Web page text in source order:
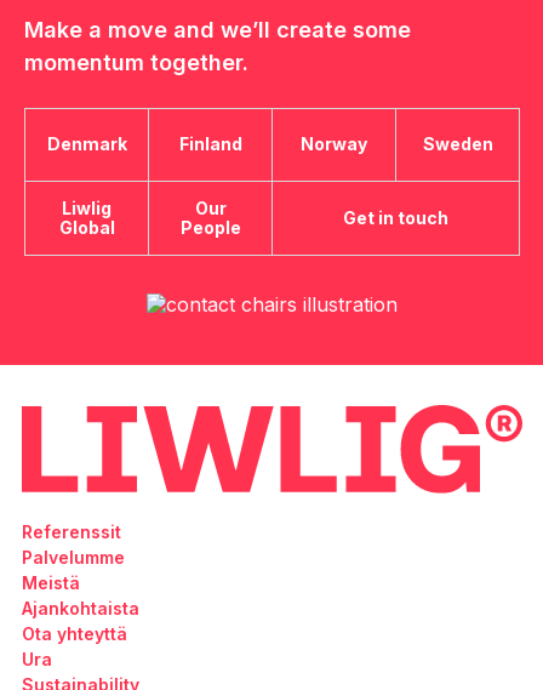
Make a move and we’ll create some
momentum together.
Denmark Finland Norway Sweden
Liwlig
Global
Our
People
Get in touch
Referenssit
Palvelumme
Meistä
Ajankohtaista
Ota yhteyttä
Ura
Sustainability